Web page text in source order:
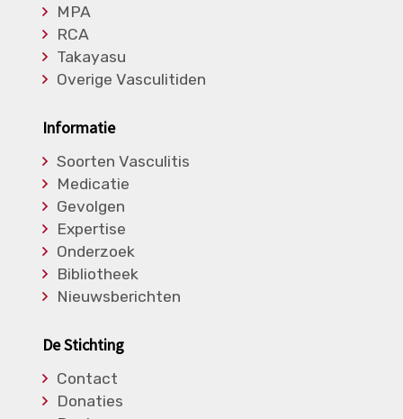
MPA
RCA
Takayasu
Overige Vasculitiden
Informatie
Soorten Vasculitis
Medicatie
Gevolgen
Expertise
Onderzoek
Bibliotheek
Nieuwsberichten
De Stichting
Contact
Donaties